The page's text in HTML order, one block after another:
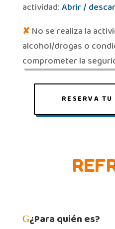
actividad:Abrir /
✘No se realiza la
alcohol/drogas o
comprometer la
RESERVA
¿Para quién es?